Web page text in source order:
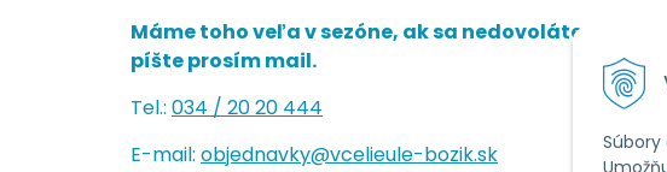
Máme toho veľa v sezóne, ak sa nedovoláte,
píšte prosím mail.
Tel.: 034 / 20 20 444
E-mail: objednavky@vcelieule-bozik.sk